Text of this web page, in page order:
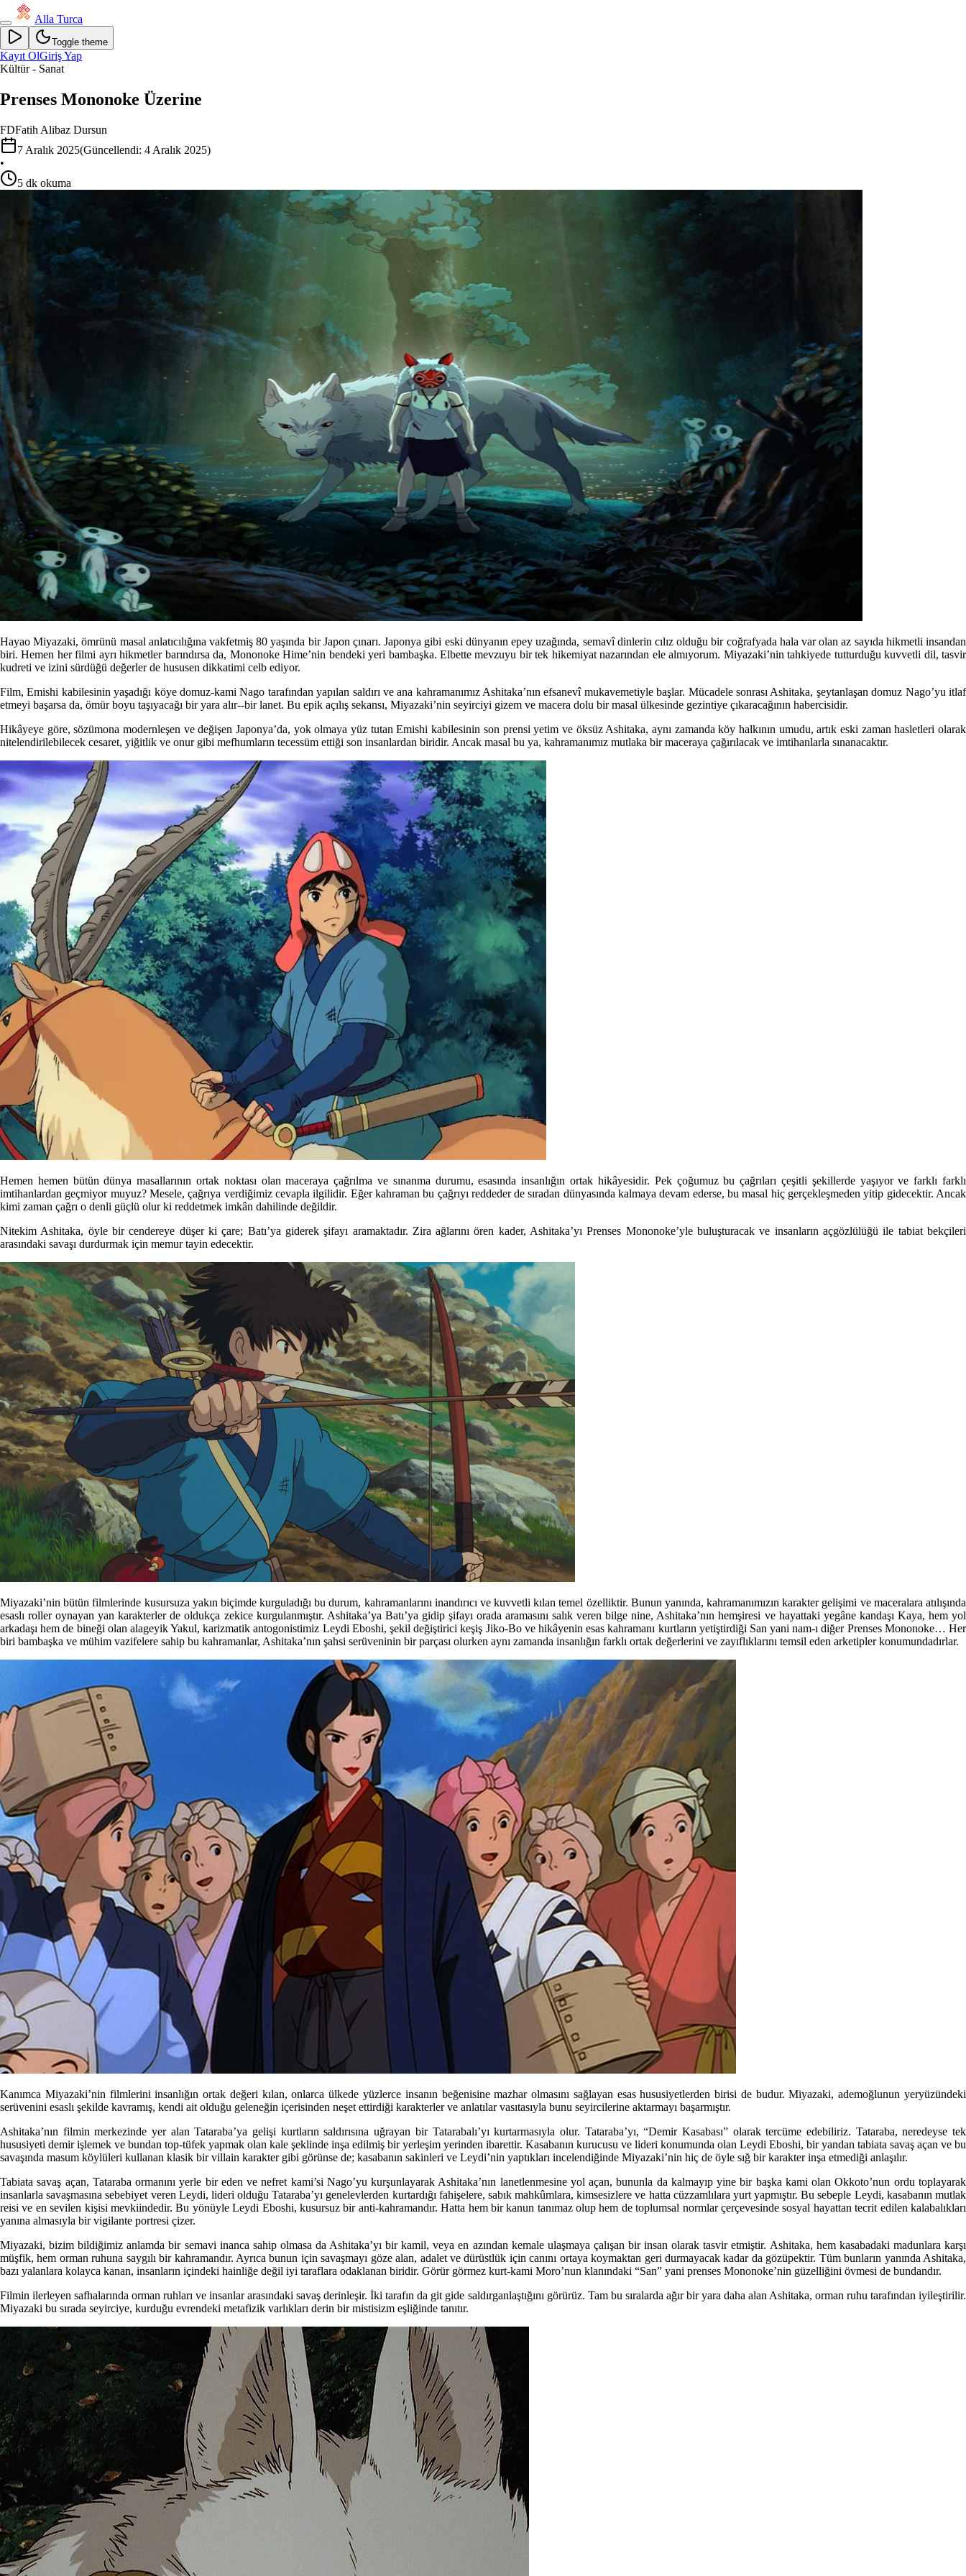
Alla Turca
Toggle theme
Kayıt OlGiriş Yap
Kültür - Sanat
Prenses Mononoke Üzerine
FDFatih Alibaz Dursun
7 Aralık 2025(Güncellendi: 4 Aralık 2025)
•
5 dk okuma
Hayao Miyazaki, ömrünü masal anlatıcılığına vakfetmiş 80 yaşında bir Japon çınarı. Japonya gibi eski dünyanın epey uzağında, semavî dinlerin cılız olduğu bir coğrafyada hala var olan az sayıda hikmetli insandan
biri. Hemen her filmi ayrı hikmetler barındırsa da, Mononoke Hime’nin bendeki yeri bambaşka. Elbette mevzuyu bir tek hikemiyat nazarından ele almıyorum. Miyazaki’nin tahkiyede tutturduğu kuvvetli dil, tasvir
kudreti ve izini sürdüğü değerler de hususen dikkatimi celb ediyor.
Film, Emishi kabilesinin yaşadığı köye domuz-kami Nago tarafından yapılan saldırı ve ana kahramanımız Ashitaka’nın efsanevî mukavemetiyle başlar. Mücadele sonrası Ashitaka, şeytanlaşan domuz Nago’yu itlaf
etmeyi başarsa da, ömür boyu taşıyacağı bir yara alır--bir lanet. Bu epik açılış sekansı, Miyazaki’nin seyirciyi gizem ve macera dolu bir masal ülkesinde gezintiye çıkaracağının habercisidir.
Hikâyeye göre, sözümona modernleşen ve değişen Japonya’da, yok olmaya yüz tutan Emishi kabilesinin son prensi yetim ve öksüz Ashitaka, aynı zamanda köy halkının umudu, artık eski zaman hasletleri olarak
nitelendirilebilecek cesaret, yiğitlik ve onur gibi mefhumların tecessüm ettiği son insanlardan biridir. Ancak masal bu ya, kahramanımız mutlaka bir maceraya çağırılacak ve imtihanlarla sınanacaktır.
Hemen hemen bütün dünya masallarının ortak noktası olan maceraya çağrılma ve sınanma durumu, esasında insanlığın ortak hikâyesidir. Pek çoğumuz bu çağrıları çeşitli şekillerde yaşıyor ve farklı farklı
imtihanlardan geçmiyor muyuz? Mesele, çağrıya verdiğimiz cevapla ilgilidir. Eğer kahraman bu çağrıyı reddeder de sıradan dünyasında kalmaya devam ederse, bu masal hiç gerçekleşmeden yitip gidecektir. Ancak
kimi zaman çağrı o denli güçlü olur ki reddetmek imkân dahilinde değildir.
Nitekim Ashitaka, öyle bir cendereye düşer ki çare; Batı’ya giderek şifayı aramaktadır. Zira ağlarını ören kader, Ashitaka’yı Prenses Mononoke’yle buluşturacak ve insanların açgözlülüğü ile tabiat bekçileri
arasındaki savaşı durdurmak için memur tayin edecektir.
Miyazaki’nin bütün filmlerinde kusursuza yakın biçimde kurguladığı bu durum, kahramanlarını inandırıcı ve kuvvetli kılan temel özelliktir. Bunun yanında, kahramanımızın karakter gelişimi ve maceralara atılışında
esaslı roller oynayan yan karakterler de oldukça zekice kurgulanmıştır. Ashitaka’ya Batı’ya gidip şifayı orada aramasını salık veren bilge nine, Ashitaka’nın hemşiresi ve hayattaki yegâne kandaşı Kaya, hem yol
arkadaşı hem de bineği olan alageyik Yakul, karizmatik antogonistimiz Leydi Eboshi, şekil değiştirici keşiş Jiko-Bo ve hikâyenin esas kahramanı kurtların yetiştirdiği San yani nam-ı diğer Prenses Mononoke… Her
biri bambaşka ve mühim vazifelere sahip bu kahramanlar, Ashitaka’nın şahsi serüveninin bir parçası olurken aynı zamanda insanlığın farklı ortak değerlerini ve zayıflıklarını temsil eden arketipler konumundadırlar.
Kanımca Miyazaki’nin filmlerini insanlığın ortak değeri kılan, onlarca ülkede yüzlerce insanın beğenisine mazhar olmasını sağlayan esas hususiyetlerden birisi de budur. Miyazaki, ademoğlunun yeryüzündeki
serüvenini esaslı şekilde kavramış, kendi ait olduğu geleneğin içerisinden neşet ettirdiği karakterler ve anlatılar vasıtasıyla bunu seyircilerine aktarmayı başarmıştır.
Ashitaka’nın filmin merkezinde yer alan Tataraba’ya gelişi kurtların saldırısına uğrayan bir Tatarabalı’yı kurtarmasıyla olur. Tataraba’yı, “Demir Kasabası” olarak tercüme edebiliriz. Tataraba, neredeyse tek
hususiyeti demir işlemek ve bundan top-tüfek yapmak olan kale şeklinde inşa edilmiş bir yerleşim yerinden ibarettir. Kasabanın kurucusu ve lideri konumunda olan Leydi Eboshi, bir yandan tabiata savaş açan ve bu
savaşında masum köylüleri kullanan klasik bir villain karakter gibi görünse de; kasabanın sakinleri ve Leydi’nin yaptıkları incelendiğinde Miyazaki’nin hiç de öyle sığ bir karakter inşa etmediği anlaşılır.
Tabiata savaş açan, Tataraba ormanını yerle bir eden ve nefret kami’si Nago’yu kurşunlayarak Ashitaka’nın lanetlenmesine yol açan, bununla da kalmayıp yine bir başka kami olan Okkoto’nun ordu toplayarak
insanlarla savaşmasına sebebiyet veren Leydi, lideri olduğu Tataraba’yı genelevlerden kurtardığı fahişelere, sabık mahkûmlara, kimsesizlere ve hatta cüzzamlılara yurt yapmıştır. Bu sebeple Leydi, kasabanın mutlak
reisi ve en sevilen kişisi mevkiindedir. Bu yönüyle Leydi Eboshi, kusursuz bir anti-kahramandır. Hatta hem bir kanun tanımaz olup hem de toplumsal normlar çerçevesinde sosyal hayattan tecrit edilen kalabalıkları
yanına almasıyla bir vigilante portresi çizer.
Miyazaki, bizim bildiğimiz anlamda bir semavi inanca sahip olmasa da Ashitaka’yı bir kamil, veya en azından kemale ulaşmaya çalışan bir insan olarak tasvir etmiştir. Ashitaka, hem kasabadaki madunlara karşı
müşfik, hem orman ruhuna saygılı bir kahramandır. Ayrıca bunun için savaşmayı göze alan, adalet ve dürüstlük için canını ortaya koymaktan geri durmayacak kadar da gözüpektir. Tüm bunların yanında Ashitaka,
bazı yalanlara kolayca kanan, insanların içindeki hainliğe değil iyi taraflara odaklanan biridir. Görür görmez kurt-kami Moro’nun klanındaki “San” yani prenses Mononoke’nin güzelliğini övmesi de bundandır.
Filmin ilerleyen safhalarında orman ruhları ve insanlar arasındaki savaş derinleşir. İki tarafın da git gide saldırganlaştığını görürüz. Tam bu sıralarda ağır bir yara daha alan Ashitaka, orman ruhu tarafından iyileştirilir.
Miyazaki bu sırada seyirciye, kurduğu evrendeki metafizik varlıkları derin bir mistisizm eşliğinde tanıtır.